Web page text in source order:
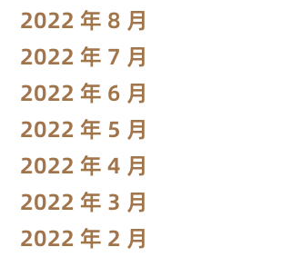
2022 年 8 月
2022 年 7 月
2022 年 6 月
2022 年 5 月
2022 年 4 月
2022 年 3 月
2022 年 2 月